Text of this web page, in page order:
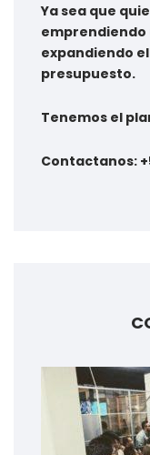
Ya sea que
expandiendo
presupuesto.
Tenemos el
Contactanos: